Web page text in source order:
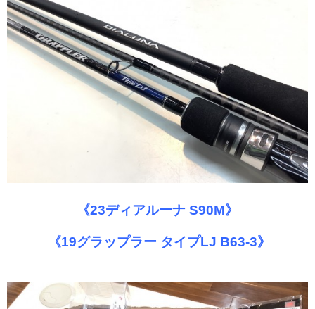
《23ディアルーナ S90M》
《19グラップラー タイプLJ B63-3》